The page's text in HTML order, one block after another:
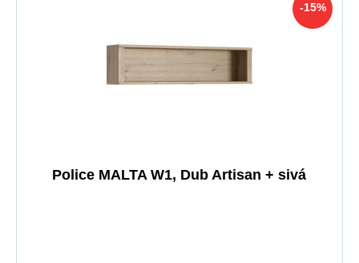
-15%
Police MALTA W1, Dub Artisan + sivá